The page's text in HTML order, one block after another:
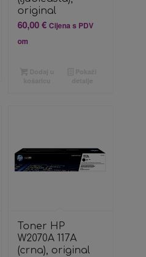
original
60,00€ Cijena s PDV
om
Toner HP
W2070A 117A
(crna), original